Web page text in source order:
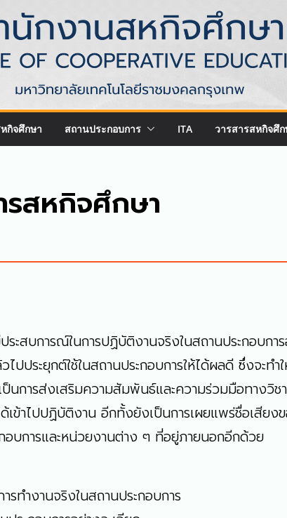
กิจศึกษา สถานประกอบการ ITA วารสารสหกิจศึก
รสหกิจศึกษา
สบการณ์ในการปฏิบัติงานจริงในสถานประกอบกา
ปประยุกต์ใช้ในสถานประกอบการให้ได้ผลดี ซึ่งจะ
การส่งเสริมความสัมพันธ์และความร่วมมือทางวิช
ข้าไปปฏิบัติงาน อีกทั้งยังเป็นการเผยแพร่ชื่อเสียง
การและหน่วยงานต่าง ๆ ที่อยู่ภายนอกอีกด้วย
รทำงานจริงในสถานประกอบการ